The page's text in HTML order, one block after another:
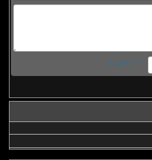
= ۲ بعلاوه ۵